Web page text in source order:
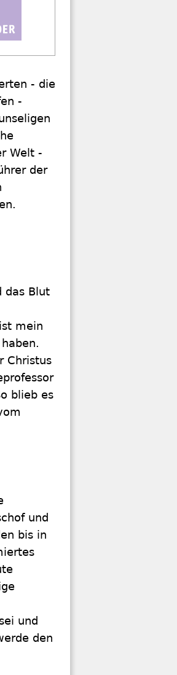
- die
-
Welt -
der
das Blut
mein
Christus
blieb es
und
bis in
und
den